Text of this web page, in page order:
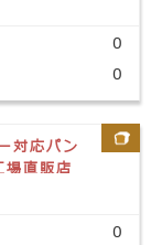
0
0
対応パン
直販店
0